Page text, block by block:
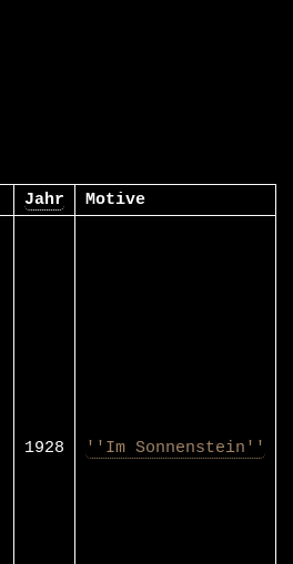
Jahr Motive
1928 ''Im Sonnenstein''